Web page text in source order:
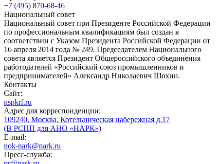
+7 (495) 870-68-46
Национальный совет
Национальный совет при Президенте Российской Федерации
по профессиональным квалификациям был создан в
соответствии с Указом Президента Российской Федерации от
16 апреля 2014 года № 249. Председателем Национального
совета является Президент Общероссийского объединения
работодателей «Российский союз промышленников и
предпринимателей» Александр Николаевич Шохин.
Контакты
Сайт:
nspkrf.ru
Адрес для корреспонденции:
109240, Москва, Котельническая набережная д.17
(В РСПП для АНО «НАРК»)
E-mail:
nok-nark@nark.ru
Пресс-служба: